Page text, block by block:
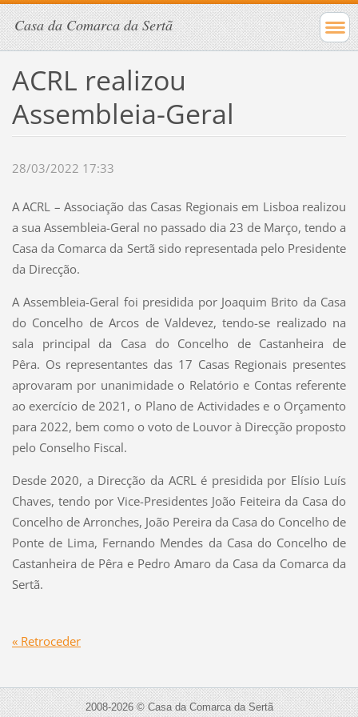
Casa da Comarca da Sertã
ACRL realizou
Assembleia-Geral
28/03/2022 17:33
A ACRL – Associação das Casas Regionais em Lisboa realizou
a sua Assembleia-Geral no passado dia 23 de Março, tendo a
Casa da Comarca da Sertã sido representada pelo Presidente
da Direcção.
A Assembleia-Geral foi presidida por Joaquim Brito da Casa
do Concelho de Arcos de Valdevez, tendo-se realizado na
sala principal da Casa do Concelho de Castanheira de
Pêra. Os representantes das 17 Casas Regionais presentes
aprovaram por unanimidade o Relatório e Contas referente
ao exercício de 2021, o Plano de Actividades e o Orçamento
para 2022, bem como o voto de Louvor à Direcção proposto
pelo Conselho Fiscal.
Desde 2020, a Direcção da ACRL é presidida por Elísio Luís
Chaves, tendo por Vice-Presidentes João Feiteira da Casa do
Concelho de Arronches, João Pereira da Casa do Concelho de
Ponte de Lima, Fernando Mendes da Casa do Concelho de
Castanheira de Pêra e Pedro Amaro da Casa da Comarca da
Sertã.
« Retroceder
2008-2026 © Casa da Comarca da Sertã